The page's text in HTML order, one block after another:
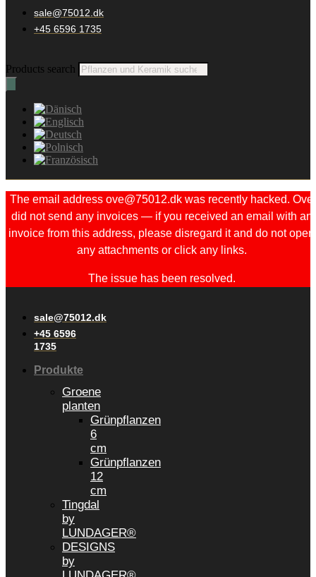
sale@75012.dk
+45 6596 1735
Products search
The email address ove@75012.dk was recently hacked. Ove
did not send any invoices — if you received an email with an
invoice from this address, please disregard it and do not open
any attachments or click any links.
The issue has been resolved.
sale@75012.dk
+45 6596
1735
Produkte
Groene
planten
Grünpflanzen
6
cm
Grünpflanzen
12
cm
Tingdal
by
LUNDAGER®
DESIGNS
by